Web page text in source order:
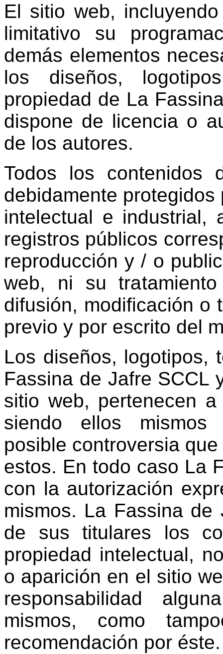
El sitio web,
limitativo su
demás elementos
los diseños,
propiedad de La
dispone de licencia o
de los autores.
Todos los contenidos
debidamente
intelectual e industrial,
registros públicos
reproducción y / o
web, ni su
difusión, modificación o
previo y por escrito del
Los diseños, logotipos,
Fassina de Jafre SCCL
sitio web, pertenecen
siendo ellos mismos
posible controversia
estos. En todo caso La
con la autorización
mismos. La Fassina
de sus titulares los
propiedad intelectual,
o aparición en el sitio
responsabilidad
mismos, como
recomendación por éste.